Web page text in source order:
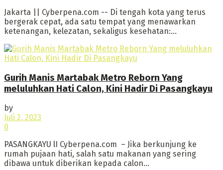
Jakarta || Cyberpena.com -- Di tengah kota yang terus
bergerak cepat, ada satu tempat yang menawarkan
ketenangan, kelezatan, sekaligus kesehatan:...
Gurih Manis Martabak Metro Reborn Yang
meluluhkan Hati Calon, Kini Hadir Di Pasangkayu
by
Juli 2, 2023
0
PASANGKAYU lI Cyberpena.com – Jika berkunjung ke
rumah pujaan hati, salah satu makanan yang sering
dibawa untuk diberikan kepada calon...